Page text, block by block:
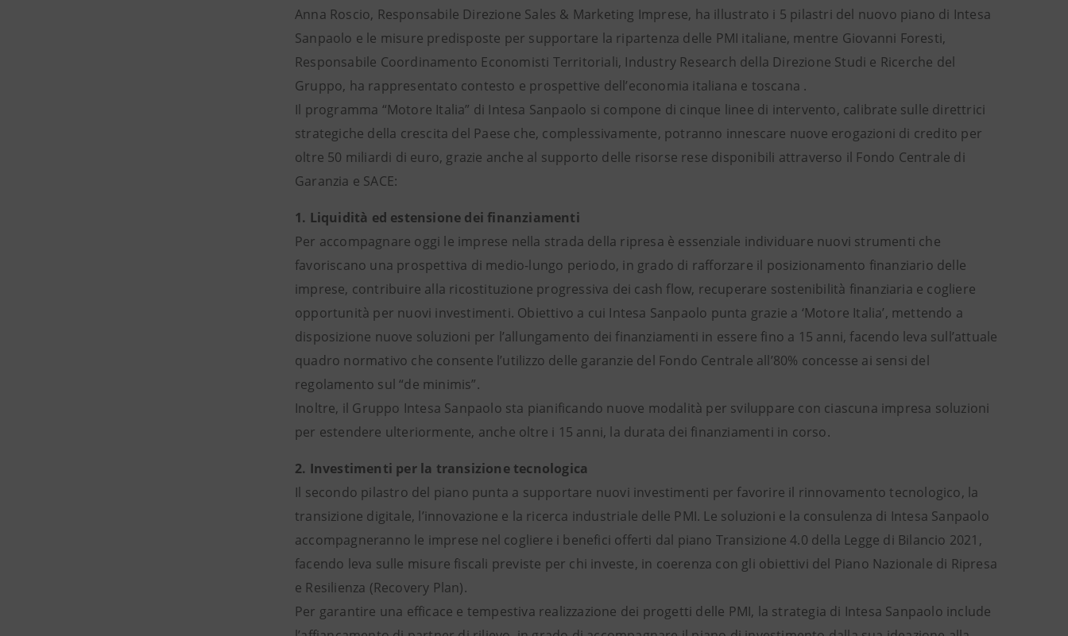
Anna Roscio, Responsabile Direzione Sales & Marketing Imprese, ha illustrato i 5 pilastri del nuovo piano di Intesa
Sanpaolo e le misure predisposte per supportare la ripartenza delle PMI italiane, mentre Giovanni Foresti,
Responsabile Coordinamento Economisti Territoriali, Industry Research della Direzione Studi e Ricerche del
Gruppo, ha rappresentato contesto e prospettive dell’economia italiana e toscana .
Il programma “Motore Italia” di Intesa Sanpaolo si compone di cinque linee di intervento, calibrate sulle direttrici
strategiche della crescita del Paese che, complessivamente, potranno innescare nuove erogazioni di credito per
oltre 50 miliardi di euro, grazie anche al supporto delle risorse rese disponibili attraverso il Fondo Centrale di
Garanzia e SACE:
1. Liquidità ed estensione dei finanziamenti
Per accompagnare oggi le imprese nella strada della ripresa è essenziale individuare nuovi strumenti che
favoriscano una prospettiva di medio-lungo periodo, in grado di rafforzare il posizionamento finanziario delle
imprese, contribuire alla ricostituzione progressiva dei cash flow, recuperare sostenibilità finanziaria e cogliere
opportunità per nuovi investimenti. Obiettivo a cui Intesa Sanpaolo punta grazie a ‘Motore Italia’, mettendo a
disposizione nuove soluzioni per l’allungamento dei finanziamenti in essere fino a 15 anni, facendo leva sull’attuale
quadro normativo che consente l’utilizzo delle garanzie del Fondo Centrale all’80% concesse ai sensi del
regolamento sul “de minimis”.
Inoltre, il Gruppo Intesa Sanpaolo sta pianificando nuove modalità per sviluppare con ciascuna impresa soluzioni
per estendere ulteriormente, anche oltre i 15 anni, la durata dei finanziamenti in corso.
2. Investimenti per la transizione tecnologica
Il secondo pilastro del piano punta a supportare nuovi investimenti per favorire il rinnovamento tecnologico, la
transizione digitale, l’innovazione e la ricerca industriale delle PMI. Le soluzioni e la consulenza di Intesa Sanpaolo
accompagneranno le imprese nel cogliere i benefici offerti dal piano Transizione 4.0 della Legge di Bilancio 2021,
facendo leva sulle misure fiscali previste per chi investe, in coerenza con gli obiettivi del Piano Nazionale di Ripresa
e Resilienza (Recovery Plan).
Per garantire una efficace e tempestiva realizzazione dei progetti delle PMI, la strategia di Intesa Sanpaolo include